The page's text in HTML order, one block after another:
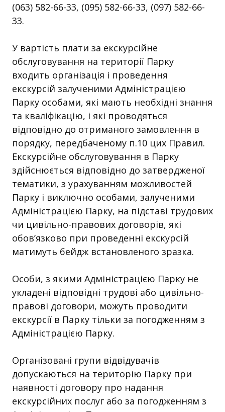
(063) 582-66-33, (095) 582-66-33, (097) 582-66-
33.
У вартість плати за екскурсійне
обслуговування на території Парку
входить організація і проведення
екскурсій залученими Адміністрацією
Парку особами, які мають необхідні знання
та кваліфікацію, і які проводяться
відповідно до отриманого замовлення в
порядку, передбаченому п.10 цих Правил.
Екскурсійне обслуговування в Парку
здійснюється відповідно до затвердженої
тематики, з урахуванням можливостей
Парку і виключно особами, залученими
Адміністрацією Парку, на підставі трудових
чи цивільно-правових договорів, які
обов’язково при проведенні екскурсій
матимуть бейдж встановленого зразка.
Особи, з якими Адміністрацією Парку не
укладені відповідні трудові або цивільно-
правові договори, можуть проводити
екскурсії в Парку тільки за погодженням з
Адміністрацією Парку.
Організовані групи відвідувачів
допускаються на територію Парку при
наявності договору про надання
екскурсійних послуг або за погодженням з